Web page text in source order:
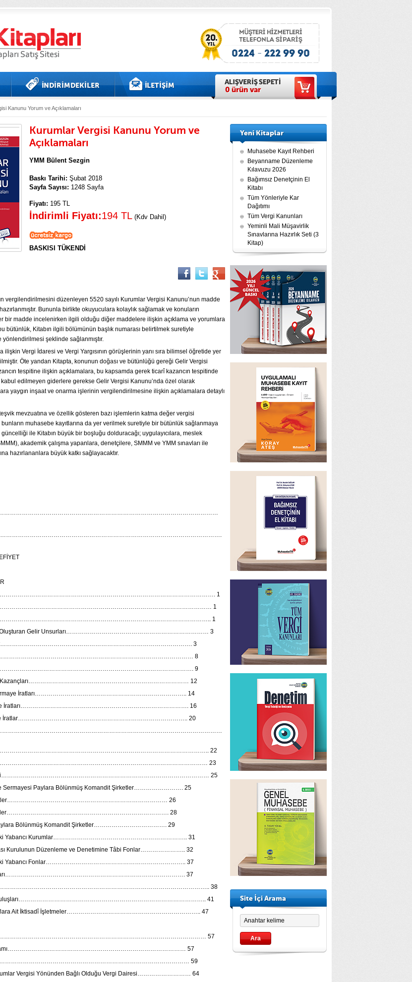
0ürün var
Kanunu Yorum ve Açıklamaları
Tüm Vergi Kanunları
Fiyatı: 1700 Kdv Dahil.
Muhasebe Kayıt Rehberi
Fiyatı: 2500 Kdv Dahil.
İndirimli : 1899
Kurumlar Vergisi Kanunu Yorum ve
Açıklamaları
YMM Bülent Sezgin
Baskı Tarihi: Şubat 2018
Sayfa Sayısı: 1248 Sayfa
Fiyatı: 195 TL
İndirimli Fiyatı:194 TL (Kdv Dahil)
BASKISI TÜKENDİ
vergilendirilmesini düzenleyen 5520 sayılı Kurumlar Vergisi Kanunu’nun madde
Bununla birlikte okuyuculara kolaylık sağlamak ve konuların
bir madde incelenirken ilgili olduğu diğer maddelere ilişkin açıklama ve yorumlara
bütünlük, Kitabın ilgili bölümünün başlık numarası belirtilmek suretiyle
şeklinde sağlanmıştır.
ilişkin Vergi İdaresi ve Vergi Yargısının görüşlerinin yanı sıra bilimsel öğretide yer
Öte yandan Kitapta, konunun doğası ve bütünlüğü gereği Gelir Vergisi
tespitine ilişkin açıklamalara, bu kapsamda gerek ticarî kazancın tespitinde
edilmeyen giderlere gerekse Gelir Vergisi Kanunu’nda özel olarak
yaygın inşaat ve onarma işlerinin vergilendirilmesine ilişkin açıklamalara detaylı
teşvik mevzuatına ve özellik gösteren bazı işlemlerin katma değer vergisi
bunların muhasebe kayıtlarına da yer verilmek suretiyle bir bütünlük sağlanmaya
güncelliği ile Kitabın büyük bir boşluğu dolduracağı; uygulayıcılara, meslek
akademik çalışma yapanlara, denetçilere, SMMM ve YMM sınavları ile
hazırlananlara büyük katkı sağlayacaktır.
ÖNSÖZ…………………………………………………………………………………………………
1
1
1
Oluşturan Gelir Unsurları……………………………………………………………… 3
3
8
9
Kazançları……………………………………………………………………… 12
Sermaye İratları………………………………………………………………….. 14
İratları…………………………………………………………………………. 16
ve İratlar………………………………………………………………………….. 20
22
23
25
Sermayesi Paylara Bölünmüş Komandit Şirketler……………………. 25
26
28
Bölünmüş Komandit Şirketler………………………………. 29
Yabancı Kurumlar………………………………………………………….. 31
Kurulunun Düzenleme ve Denetimine Tâbi Fonlar………………….. 32
Yabancı Fonlar…………………………………………………………….. 37
37
38
Kuruluşları………………………………………………………………………………….. 41
Ait İktisadî İşletmeler………………………………………………………….. 47
57
57
59
Vergisi Yönünden Bağlı Olduğu Vergi Dairesi……………………… 64
Yeni Kitaplar
Muhasebe Kayıt Rehberi
Beyanname Düzenleme
Kılavuzu 2026
Bağımsız Denetçinin El
Kitabı
Tüm Yönleriyle Kar
Dağıtımı
Tüm Vergi Kanunları
Yeminli Mali Müşavirlik
Sınavlarına Hazırlık Seti (3
Kitap)
Site İçi Arama